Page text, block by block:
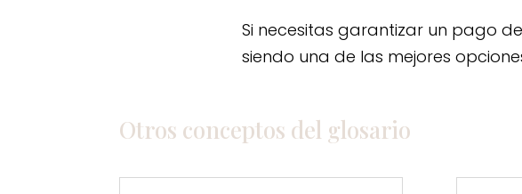
Si necesitas garantizar un pago
siendo una de las mejores
Otros conceptos del glosario